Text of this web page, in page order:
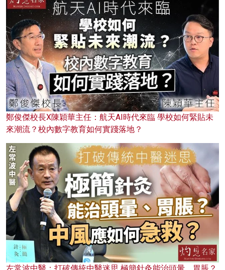
鄭俊傑校長X陳穎華主任：航天AI時代來臨 學校如何緊貼未
來潮流？校內數字教育如何實踐落地？